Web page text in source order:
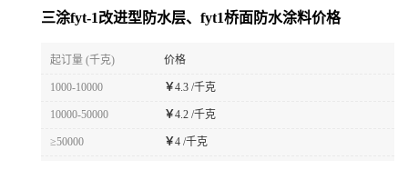
三涂fyt-1改进型防水层、fyt1桥面防水涂料价格
起订量 (千克) 价格
1000-10000 ￥4.3 /千克
10000-50000 ￥4.2 /千克
≥50000 ￥4 /千克